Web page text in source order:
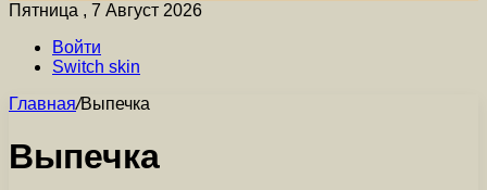
Пятница , 7 Август 2026
Войти
Switch skin
Главная/Выпечка
Выпечка